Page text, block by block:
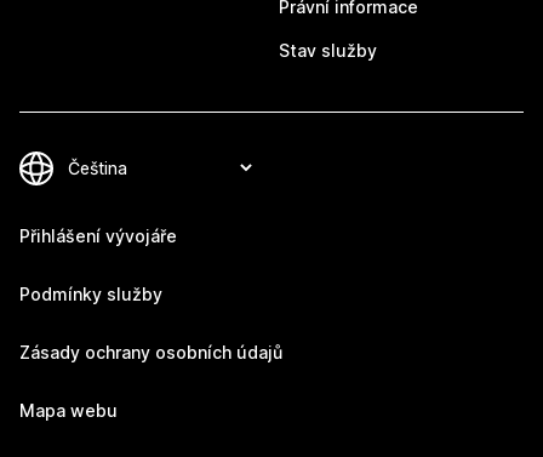
Právní informace
Stav služby
Přihlášení vývojáře
Podmínky služby
Zásady ochrany osobních údajů
Mapa webu